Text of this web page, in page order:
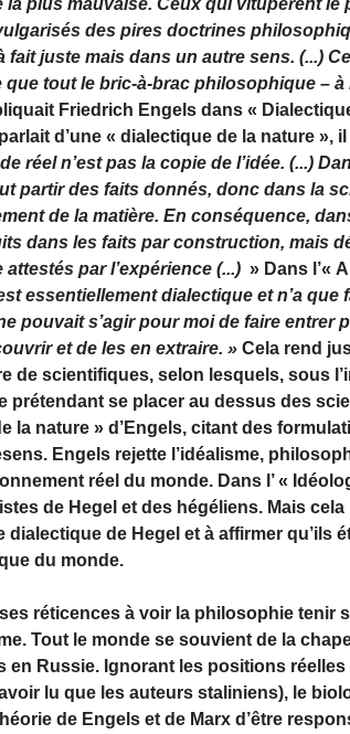
des pires doctrines
fait juste mais dans un autre sens. (...)
tout le bric-à-brac philosophique –
Friedrich Engels dans «
d’une « dialectique de la nature »,
réel n’est pas la copie de l’idée. (...)
partir des faits donnés, donc dans la
de la matière. En conséquence,
dans les faits par construction, mais
par l’expérience (...) » Dans l’«
essentiellement dialectique et n’a
pouvait s’agir pour moi de faire
et de les en extraire. »Cela rend
de scientifiques, selon lesquels, sous
se placer au dessus des
la nature » d’Engels, citant des
Engels rejette l’idéalisme,
réel du monde. Dans l’ «
de Hegelet des hégéliens. Mais
dialectique de Hegel et à affirmer qu’ils
du monde.
réticences à voir la philosophie tenir
Tout le monde se souvient de la
en Russie. Ignorant les positions réelles
lu que les auteurs staliniens), le
de Engelset de Marx d’être